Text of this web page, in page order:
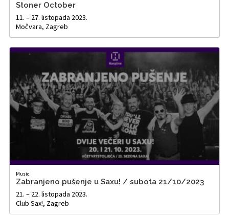
Stoner October
11. – 27. listopada 2023.
Močvara, Zagreb
Music
Zabranjeno pušenje u Saxu! / subota 21/10/2023
21. – 22. listopada 2023.
Club Sax!, Zagreb